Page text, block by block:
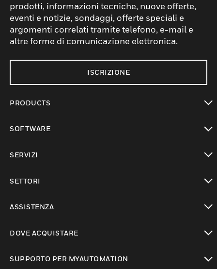
prodotti, informazioni tecniche, nuove offerte,
eventi e notizie, sondaggi, offerte speciali e
argomenti correlati tramite telefono, e-mail e
altre forme di comunicazione elettronica.
ISCRIZIONE
PRODUCTS
SOFTWARE
SERVIZI
SETTORI
ASSISTENZA
DOVE ACQUISTARE
SUPPORTO PER MYAUTOMATION